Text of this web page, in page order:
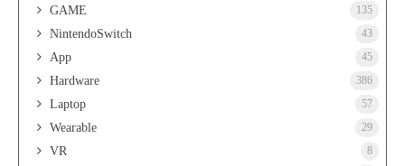
GAME 135
NintendoSwitch 43
App 45
Hardware 386
Laptop 57
Wearable 29
VR 8